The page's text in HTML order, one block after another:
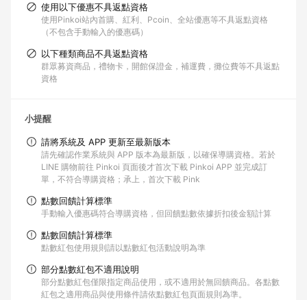
使用以下優惠不具返點資格
使用Pinkoi站內首購、紅利、Pcoin、全站優惠等不具返點資格
（不包含手動輸入的優惠碼）
以下種類商品不具返點資格
群眾募資商品，禮物卡，開館保證金，補運費，攤位費等不具返點
資格
小提醒
請將系統及 APP 更新至最新版本
請先確認作業系統與 APP 版本為最新版，以確保導購資格。若於
LINE 購物前往 Pinkoi 頁面後才首次下載 Pinkoi APP 並完成訂
單，不符合導購資格；承上，首次下載 Pink
點數回饋計算標準
手動輸入優惠碼符合導購資格，但回饋點數依據折扣後金額計算
點數回饋計算標準
點數紅包使用規則請以點數紅包活動說明為準
部分點數紅包不適用說明
部分點數紅包僅限指定商品使用，或不適用於無回饋商品。各點數
紅包之適用商品與使用條件請依點數紅包頁面規則為準。